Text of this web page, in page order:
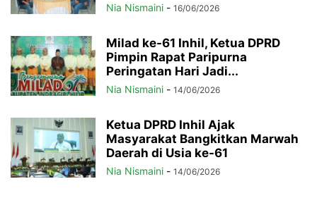
Nia Nismaini - 16/06/2026
Milad ke-61 Inhil, Ketua DPRD
Pimpin Rapat Paripurna
Peringatan Hari Jadi...
Nia Nismaini - 14/06/2026
Ketua DPRD Inhil Ajak
Masyarakat Bangkitkan Marwah
Daerah di Usia ke-61
Nia Nismaini - 14/06/2026